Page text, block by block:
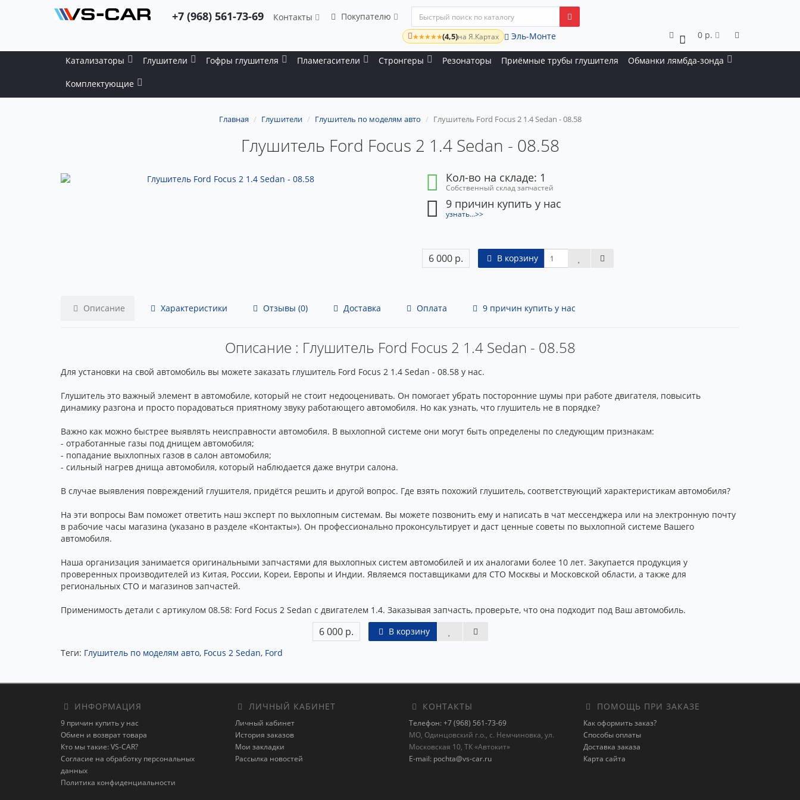
+7 (968) 561-73-69 Контакты Покупателю
★★★★★(4,5)на Я.Картах Эль-Монте 0 0 р.
Катализаторы Глушители Гофры глушителя Пламегасители Стронгеры Резонаторы Приёмные трубы глушителя Обманки лямбда-зонда
Комплектующие
Главная Глушители Глушитель по моделям авто Глушитель Ford Focus 2 1.4 Sedan - 08.58
Глушитель Ford Focus 2 1.4 Sedan - 08.58
Кол-во на складе: 1
Собственный склад запчастей
9 причин купить у нас
узнать...>>
6 000 р. В корзину
Описание Характеристики Отзывы (0) Доставка Оплата 9 причин купить у нас
Описание : Глушитель Ford Focus 2 1.4 Sedan - 08.58
Для установки на свой автомобиль вы можете заказать глушитель Ford Focus 2 1.4 Sedan - 08.58 у нас.
Глушитель это важный элемент в автомобиле, который не стоит недооценивать. Он помогает убрать посторонние шумы при работе двигателя, повысить
динамику разгона и просто порадоваться приятному звуку работающего автомобиля. Но как узнать, что глушитель не в порядке?
Важно как можно быстрее выявлять неисправности автомобиля. В выхлопной системе они могут быть определены по следующим признакам:
- отработанные газы под днищем автомобиля;
- попадание выхлопных газов в салон автомобиля;
- сильный нагрев днища автомобиля, который наблюдается даже внутри салона.
В случае выявления повреждений глушителя, придётся решить и другой вопрос. Где взять похожий глушитель, соответствующий характеристикам автомобиля?
На эти вопросы Вам поможет ответить наш эксперт по выхлопным системам. Вы можете позвонить ему и написать в чат мессенджера или на электронную почту
в рабочие часы магазина (указано в разделе «Контакты»). Он профессионально проконсультирует и даст ценные советы по выхлопной системе Вашего
автомобиля.
Наша организация занимается оригинальными запчастями для выхлопных систем автомобилей и их аналогами более 10 лет. Закупается продукция у
проверенных производителей из Китая, России, Кореи, Европы и Индии. Являемся поставщиками для СТО Москвы и Московской области, а также для
региональных СТО и магазинов запчастей.
Применимость детали с артикулом 08.58: Ford Focus 2 Sedan с двигателем 1.4. Заказывая запчасть, проверьте, что она подходит под Ваш автомобиль.
6 000 р.
В корзину
Теги: Глушитель по моделям авто, Focus 2 Sedan, Ford
ИНФОРМАЦИЯ
9 причин купить у нас
Обмен и возврат товара
Кто мы такие: VS-CAR?
Согласие на обработку персональных
данных
Политика конфиденциальности
ЛИЧНЫЙ КАБИНЕТ
Личный кабинет
История заказов
Мои закладки
Рассылка новостей
КОНТАКТЫ
Телефон: +7 (968) 561-73-69
МО, Одинцовский г.о., с. Немчиновка, ул.
Московская 10, ТК «Автокит»
E-mail: pochta@vs-car.ru
ПОМОЩЬ ПРИ ЗАКАЗЕ
Как оформить заказ?
Способы оплаты
Доставка заказа
Карта сайта